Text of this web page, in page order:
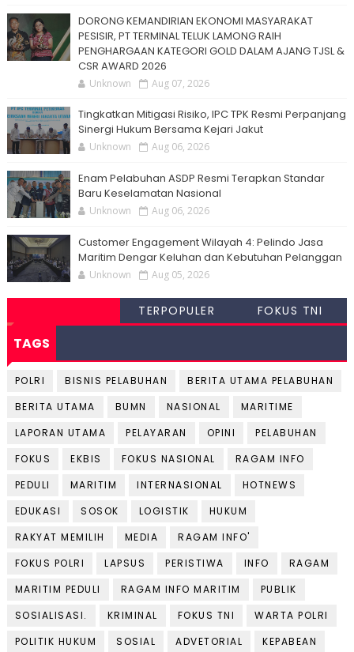
DORONG KEMANDIRIAN EKONOMI MASYARAKAT
PESISIR, PT TERMINAL TELUK LAMONG RAIH
PENGHARGAAN KATEGORI GOLD DALAM AJANG TJSL &
CSR AWARD 2026
Unknown Aug 07, 2026
Tingkatkan Mitigasi Risiko, IPC TPK Resmi Perpanjang
Sinergi Hukum Bersama Kejari Jakut
Unknown Aug 06, 2026
Enam Pelabuhan ASDP Resmi Terapkan Standar
Baru Keselamatan Nasional
Unknown Aug 06, 2026
Customer Engagement Wilayah 4: Pelindo Jasa
Maritim Dengar Keluhan dan Kebutuhan Pelanggan
Unknown Aug 05, 2026
TERPOPULER FOKUS TNI
TAGS
POLRI BISNIS PELABUHAN
BERITA UTAMA PELABUHAN
BERITA UTAMA
BUMN NASIONAL
MARITIME
LAPORAN UTAMA
PELAYARAN OPINI
PELABUHAN
FOKUS
EKBIS FOKUS NASIONAL
RAGAM INFO
PEDULI
MARITIM INTERNASIONAL
HOTNEWS
EDUKASI
SOSOK LOGISTIK
HUKUM
RAKYAT MEMILIH
MEDIA
RAGAM INFO'
FOKUS POLRI
LAPSUS PERISTIWA INFO
RAGAM
MARITIM PEDULI
RAGAM INFO MARITIM
PUBLIK
SOSIALISASI.
KRIMINAL FOKUS TNI
WARTA POLRI
POLITIK HUKUM
SOSIAL ADVETORIAL
KEPABEAN